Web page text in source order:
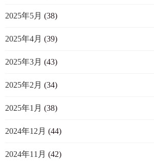
2025年5月 (38)
2025年4月 (39)
2025年3月 (43)
2025年2月 (34)
2025年1月 (38)
2024年12月 (44)
2024年11月 (42)